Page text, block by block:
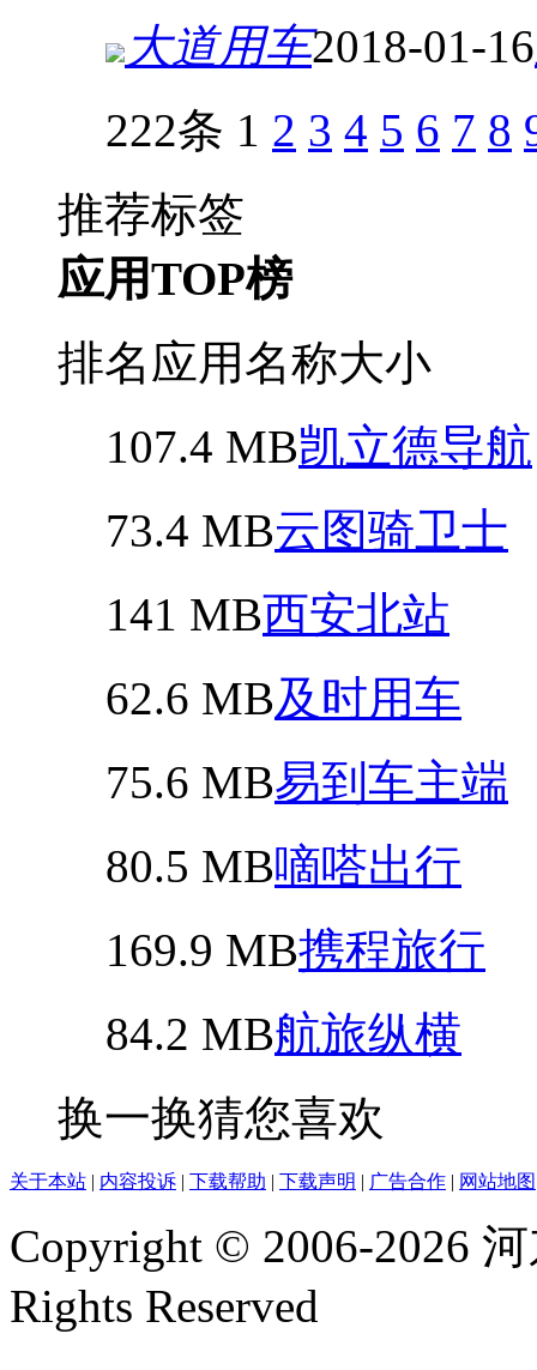
大道用车2018-01-16
222条 1 2 3 4 5 6 7 8
推荐标签
应用TOP榜
排名应用名称大小
107.4 MB凯立德导航
73.4 MB云图骑卫士
141 MB西安北站
62.6 MB及时用车
75.6 MB易到车主端
80.5 MB嘀嗒出行
169.9 MB携程旅行
84.2 MB航旅纵横
换一换猜您喜欢
关于本站 | 内容投诉 | 下载帮助 | 下载声明 | 广告合作 | 网站地图
Copyright © 2006-2026 河
Rights Reserved